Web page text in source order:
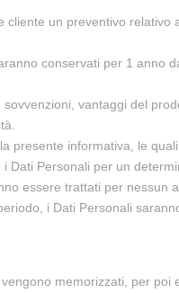
un preventivo relativo
conservati per 1 anno
vantaggi del
presente informativa, le
Personali per un
essere trattati per nessun
i Dati Personali
memorizzati, per poi